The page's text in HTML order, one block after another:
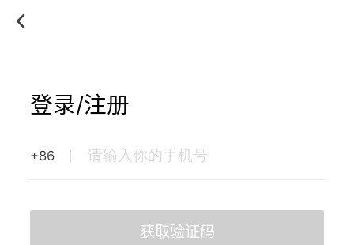
登录/注册
+86
获取验证码